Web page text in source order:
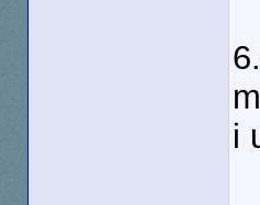
i